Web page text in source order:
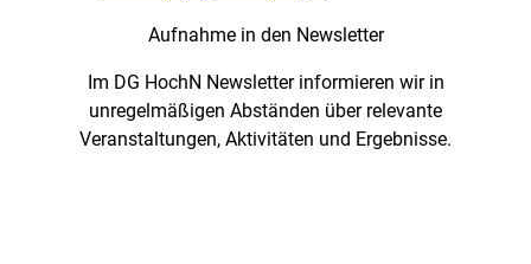
Aufnahme in den Newsletter
Im DG HochN Newsletter informieren wir in
unregelmäßigen Abständen über relevante
Veranstaltungen, Aktivitäten und Ergebnisse.